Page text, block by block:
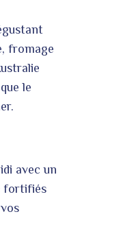
fromage
le
avec un
fortifiés